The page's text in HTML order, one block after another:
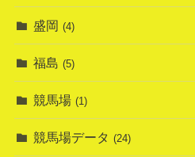
盛岡 (4)
福島 (5)
競馬場 (1)
競馬場データ (24)